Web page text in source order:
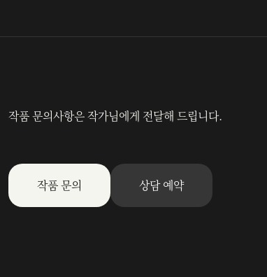
작품 문의사항은 작가님에게 전달해 드립니다.
작품 문의 상담 예약